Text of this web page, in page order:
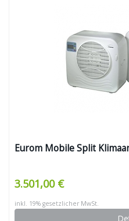
Eurom Mobile Split
3.501,00 €
inkl. 19% gesetzlicher MwSt.